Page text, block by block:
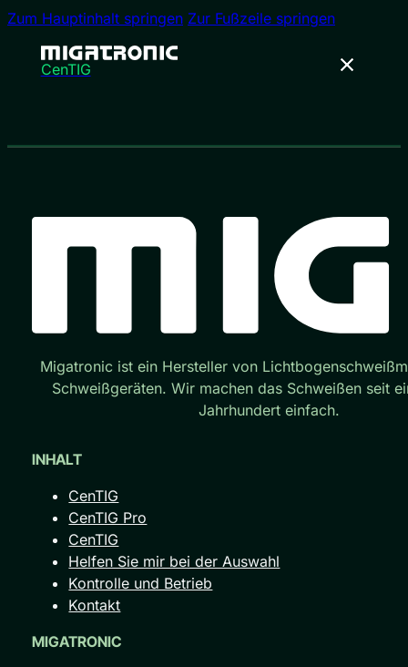
Zum Hauptinhalt springen Zur Fußzeile springen
CenTIG
Migatronic ist ein Hersteller von
Schweißgeräten. Wir machen das Schweißen seit
Jahrhundert einfach.
INHALT
CenTIG
CenTIG Pro
CenTIG
Helfen Sie mir bei der Auswahl
Kontrolle und Betrieb
Kontakt
MIGATRONIC